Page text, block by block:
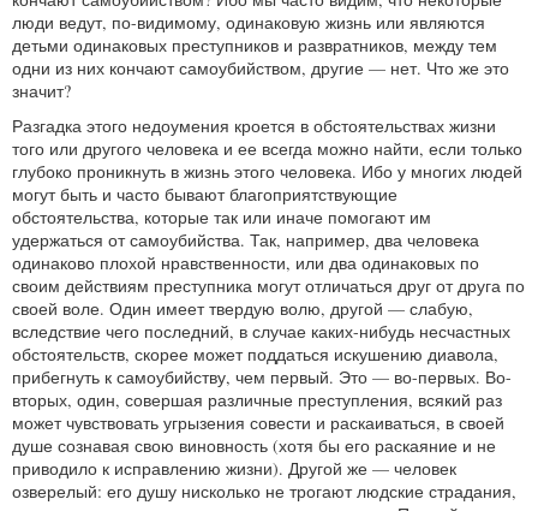
люди ведут, по-видимому, одинаковую жизнь или являются
детьми одинаковых преступников и развратников, между тем
одни из них кончают самоубийством, другие — нет. Что же это
значит?
Разгадка этого недоумения кроется в обстоятельствах жизни
того или другого человека и ее всегда можно найти, если только
глубоко проникнуть в жизнь этого человека. Ибо у многих людей
могут быть и часто бывают благоприятствующие
обстоятельства, которые так или иначе помогают им
удержаться от самоубийства. Так, например, два человека
одинаково плохой нравственности, или два одинаковых по
своим действиям преступника могут отличаться друг от друга по
своей воле. Один имеет твердую волю, другой — слабую,
вследствие чего последний, в случае каких-нибудь несчастных
обстоятельств, скорее может поддаться искушению диавола,
прибегнуть к самоубийству, чем первый. Это — во-первых. Во-
вторых, один, совершая различные преступления, всякий раз
может чувствовать угрызения совести и раскаиваться, в своей
душе сознавая свою виновность (хотя бы его раскаяние и не
приводило к исправлению жизни). Другой же — человек
озверелый: его душу нисколько не трогают людские страдания,